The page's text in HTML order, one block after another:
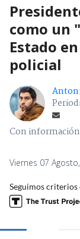
como un
Estado
policial
Con
Viernes 07
Seguimos criterios